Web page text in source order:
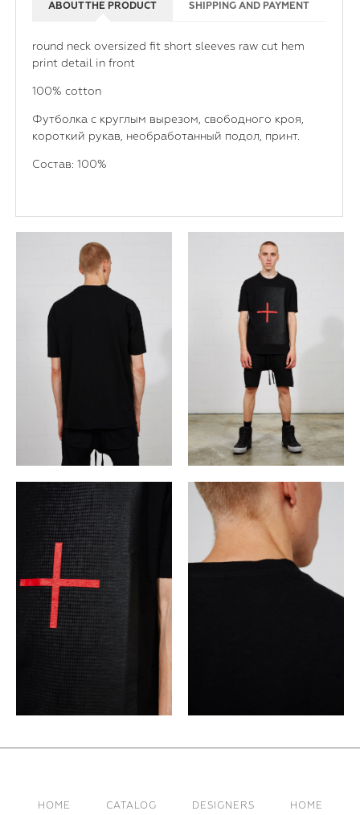
ABOUT THE PRODUCT SHIPPING AND PAYMENT
round neck oversized fit short sleeves raw cut hem
print detail in front
100% cotton
Футболка с круглым вырезом, свободного кроя,
короткий рукав, необработанный подол, принт.
Состав: 100%
HOME CATALOG DESIGNERS HOME